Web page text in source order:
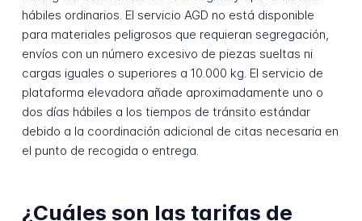
hábiles ordinarios. El servicio AGD no está disponible
para materiales peligrosos que requieran segregación,
envíos con un número excesivo de piezas sueltas ni
cargas iguales o superiores a 10.000 kg. El servicio de
plataforma elevadora añade aproximadamente uno o
dos días hábiles a los tiempos de tránsito estándar
debido a la coordinación adicional de citas necesaria en
el punto de recogida o entrega.
¿Cuáles son las tarifas de